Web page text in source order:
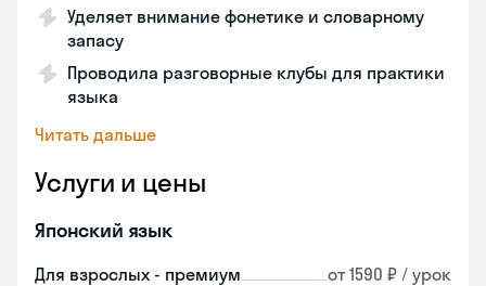
Уделяет внимание фонетике и словарному
запасу
Проводила разговорные клубы для практики
языка
Читать дальше
Услуги и цены
Японский язык
Для взрослых - премиум от 1590 ₽ / урок